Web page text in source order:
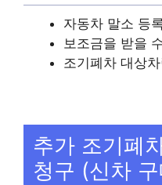
자동차 말소 등
보조금을 받을
조기폐차 대상
추가 조기폐
청구 (신차